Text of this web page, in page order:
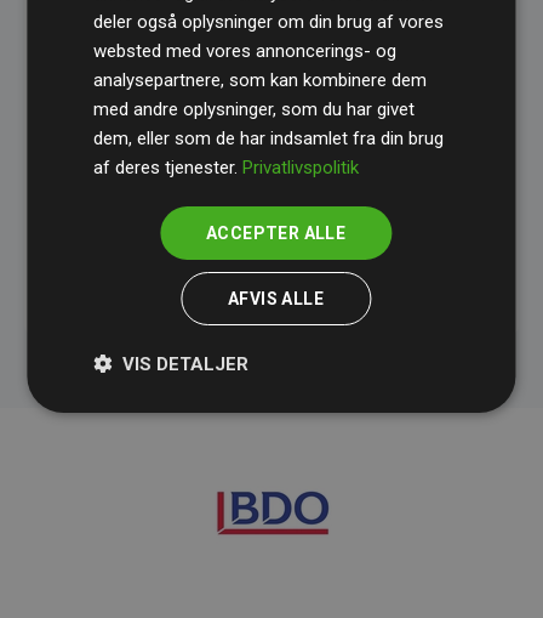
Alle projekter er verificeret gennem
Standard– en international ordning, der sikrer høj
kvalitet og gennemsigtighed i klimainvesteringer.
Du kan læse mere om de konkrete projekter
initiativet Websites, der støtter klimaprojekter
deler også oplysninger om din brug af vores
websted med vores annoncerings- og
analysepartnere, som kan kombinere dem
med andre oplysninger, som du har givet
dem, eller som de har indsamlet fra din brug
af deres tjenester.Privatlivspolitik
ACCEPTER ALLE
AFVIS ALLE
VIS DETALJER